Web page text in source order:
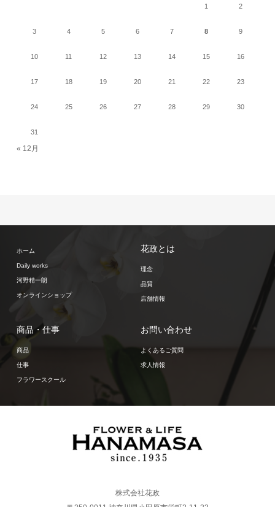
1 2
3 4 5 6 7 8 9
10 11 12 13 14 15 16
17 18 19 20 21 22 23
24 25 26 27 28 29 30
31
« 12月
ホーム
Daily works
河野精一朗
オンラインショップ
花政とは
理念
品質
店舗情報
商品・仕事
商品
仕事
フラワースクール
お問い合わせ
よくあるご質問
求人情報
株式会社花政